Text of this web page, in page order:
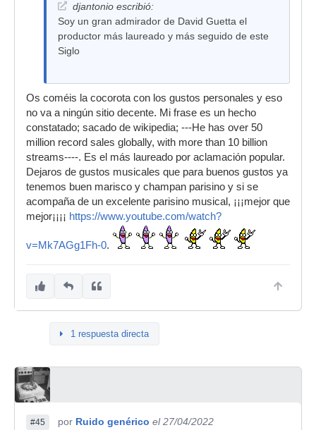
djantonio escribió:
Soy un gran admirador de David Guetta el
productor más laureado y más seguido de este
Siglo
Os coméis la cocorota con los gustos personales y eso
no va a ningún sitio decente. Mi frase es un hecho
constatado; sacado de wikipedia; ---He has over 50
million record sales globally, with more than 10 billion
streams----. Es el más laureado por aclamación popular.
Dejaros de gustos musicales que para buenos gustos ya
tenemos buen marisco y champan parisino y si se
acompaña de un excelente parisino musical, ¡¡¡mejor que
mejor¡¡¡¡ https://www.youtube.com/watch?
v=Mk7AGg1Fh-0.
1 respuesta directa
#45 por Ruido genérico el 27/04/2022